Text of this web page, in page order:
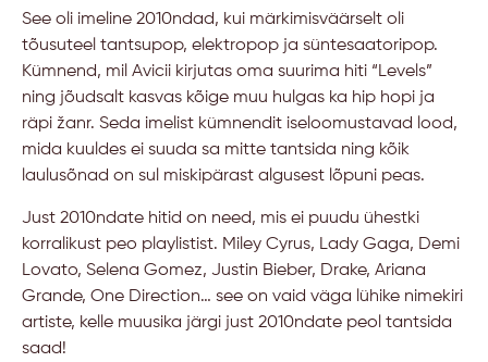
See oli imeline 2010ndad, kui märkimisväärselt oli
tõusuteel tantsupop, elektropop ja süntesaatoripop.
Kümnend, mil Avicii kirjutas oma suurima hiti “Levels”
ning jõudsalt kasvas kõige muu hulgas ka hip hopi ja
räpi žanr. Seda imelist kümnendit iseloomustavad lood,
mida kuuldes ei suuda sa mitte tantsida ning kõik
laulusõnad on sul miskipärast algusest lõpuni peas.
Just 2010ndate hitid on need, mis ei puudu ühestki
korralikust peo playlistist. Miley Cyrus, Lady Gaga, Demi
Lovato, Selena Gomez, Justin Bieber, Drake, Ariana
Grande, One Direction… see on vaid väga lühike nimekiri
artiste, kelle muusika järgi just 2010ndate peol tantsida
saad!